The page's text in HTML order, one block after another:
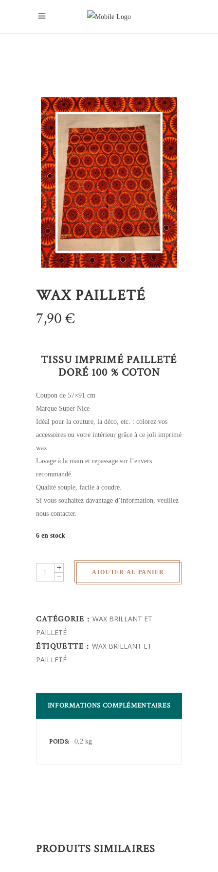
WAX PAILLETÉ
7,90€
TISSU IMPRIMÉ PAILLETÉ
DORÉ 100 % COTON
Coupon de 57×91 cm
Marque Super Nice
Idéal pour la couture, la déco, etc. : colorez vos
accessoires ou votre intérieur grâce à ce joli imprimé
wax.
Lavage à la main et repassage sur l’envers
recommandé.
Qualité souple, facile à coudre.
Si vous souhaitez davantage d’information, veuillez
nous contacter.
6 en stock
Wax
pailleté
AJOUTER AU PANIER
CATÉGORIE :WAX BRILLANT ET
PAILLETÉ
ÉTIQUETTE :WAX BRILLANT ET
PAILLETÉ
INFORMATIONS COMPLÉMENTAIRES
POIDS 0,2 kg
PRODUITS SIMILAIRES